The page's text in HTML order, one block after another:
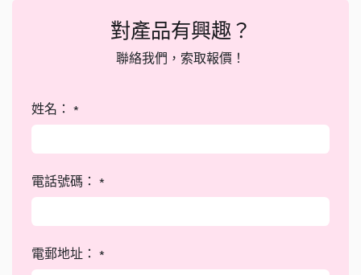
對產品有興趣？
聯絡我們，索取報價！
姓名： *
電話號碼： *
電郵地址： *